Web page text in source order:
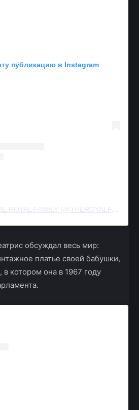
публикацию в Instagram
ПУБЛИКАЦИЯ ОТ THE ROYAL FAMILY (@THEROYALFAMILY)
обсуждал весь мир:
платье своей бабушки,
котором она в 1967 году